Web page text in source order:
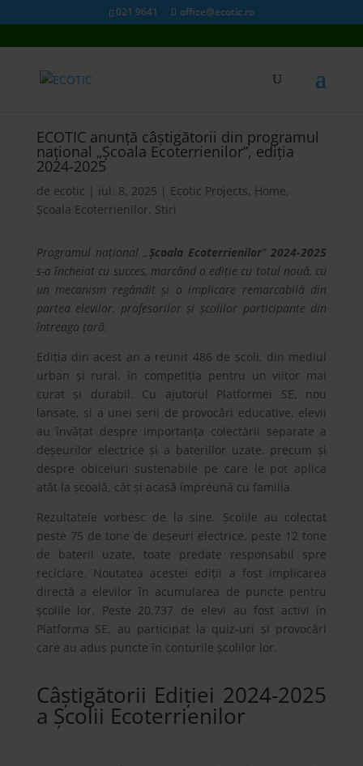
021 9641 office@ecotic.ro
ECOTIC anunță câștigătorii din programul
național „Școala Ecoterrienilor”, ediția
2024-2025
de ecotic | iul. 8, 2025 | Ecotic Projects, Home,
Școala Ecoterrienilor, Stiri
Programul național „Școala Ecoterrienilor”2024-2025
s-a încheiat cu succes, marcând o ediție cu totul nouă, cu
un mecanism regândit și o implicare remarcabilă din
partea elevilor, profesorilor și școlilor participante din
întreaga țară.
Ediția din acest an a reunit 486 de școli, din mediul
urban și rural, în competiția pentru un viitor mai
curat și durabil. Cu ajutorul Platformei SE, nou
lansate, și a unei serii de provocări educative, elevii
au învățat despre importanța colectării separate a
deșeurilor electrice și a bateriilor uzate, precum și
despre obiceiuri sustenabile pe care le pot aplica
atât la școală, cât și acasă împreună cu familia.
Rezultatele vorbesc de la sine. Școlile au colectat
peste 75 de tone de deșeuri electrice, peste 12 tone
de baterii uzate, toate predate responsabil spre
reciclare. Noutatea acestei ediții a fost implicarea
directă a elevilor în acumularea de puncte pentru
școlile lor. Peste 20.737 de elevi au fost activi în
Platforma SE, au participat la quiz-uri și provocări
care au adus puncte în conturile școlilor lor.
Câștigătorii Ediției 2024-2025
a Școlii Ecoterrienilor